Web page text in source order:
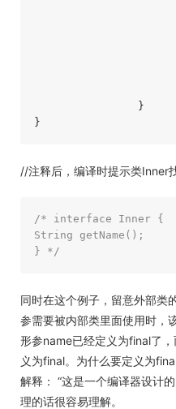
//注释后，编译时提示类Inner
/* interface Inner {
String getName();
} */
同时在这个例子，留意外部类
参需要被内部类里面使用时，
形参name已经定义为final了
义为final。为什么要定义为
解释： “这是一个编译器设计
理的话很容易理解。